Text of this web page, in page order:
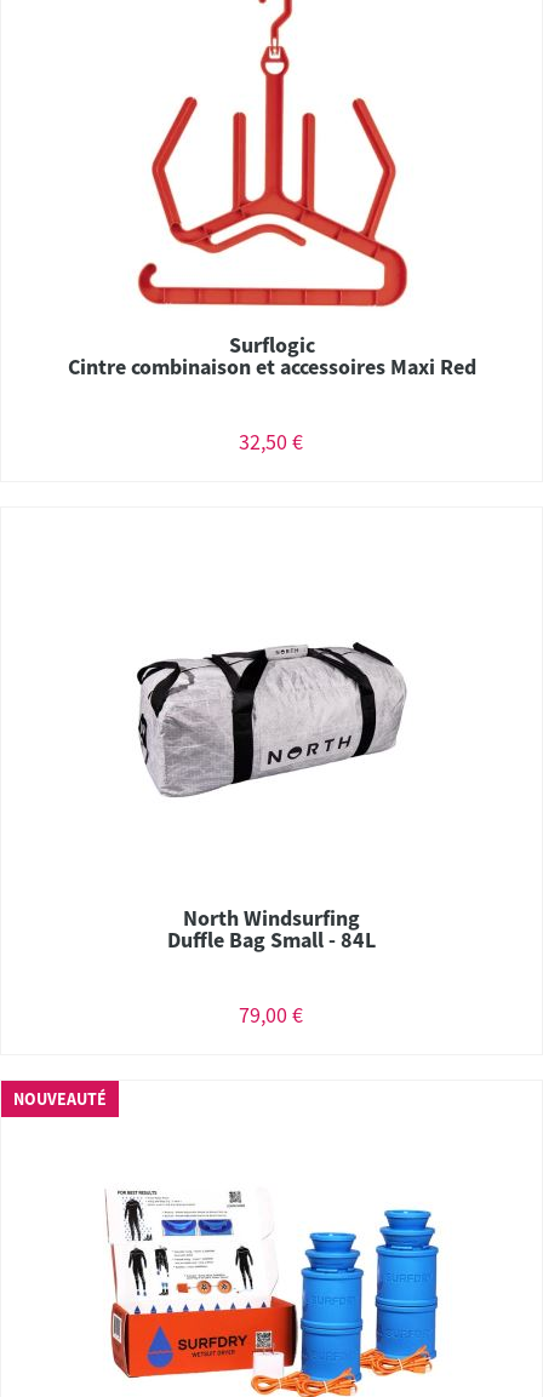
Surflogic
Cintre combinaison et accessoires Maxi Red
32,50 €
North Windsurfing
Duffle Bag Small - 84L
79,00 €
NOUVEAUTÉ